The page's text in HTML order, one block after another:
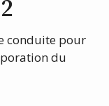
conduite pour
du